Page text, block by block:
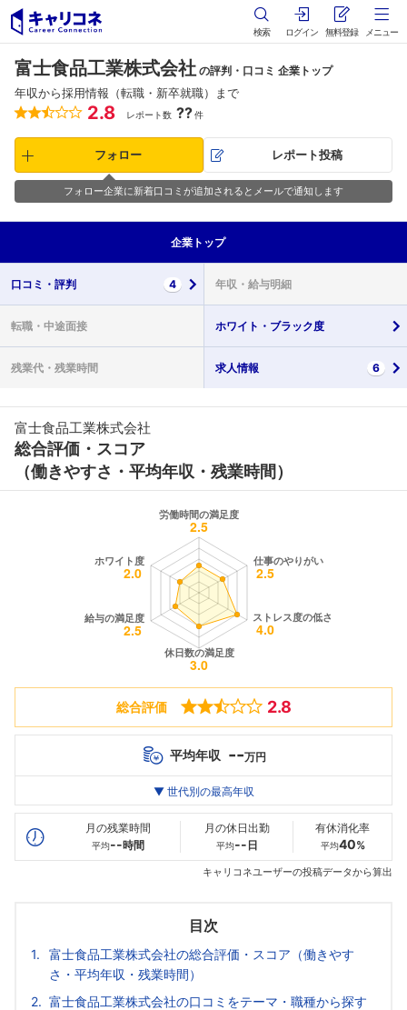
検索 ログイン 無料登録 メニュー
富士食品工業株式会社 の評判・口コミ 企業トップ
年収から採用情報（転職・新卒就職）まで
2.8 レポート数 ??件
フォロー レポート投稿
フォロー企業に新着口コミが追加されるとメールで通知します
企業 トップ
口コミ・ 評判 4 年収・ 給与明細
転職・ 中途面接 ホワイト・ ブラック度
残業代・ 残業時間 求人情報 6
富士食品工業株式会社
総合評価・スコア
（働きやすさ・平均年収・残業時間）
総合評価 2.8
平均年収 --万円
最高年収
20代
--万
30代
--万
--万
▼ 世代別の最高年収
月の残業時間
平均--時間
月の休日出勤
平均-- 日
有休消化率
平均40%
キャリコネユーザーの投稿データから算出
目次
富士食品工業株式会社の総合評価・スコア（働きやす
さ・平均年収・残業時間）
富士食品工業株式会社の口コミをテーマ・職種から探す